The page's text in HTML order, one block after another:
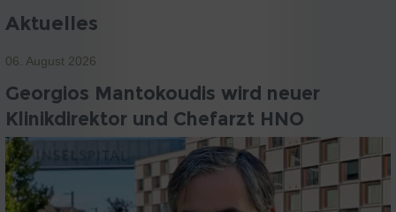
Aktuelles
06. August 2026
Georgios Mantokoudis wird neuer
Klinikdirektor und Chefarzt HNO